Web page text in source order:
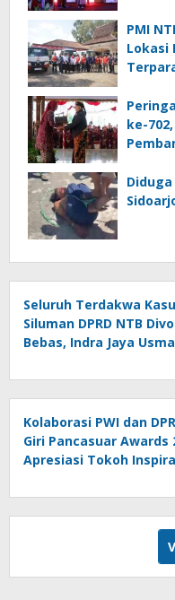
PMI
Lokasi
ke-
Seluruh Terdakwa
Siluman DPRD NTB
Bebas, Indra Jaya
Kolaborasi PWI dan
Giri Pancasuar Awards
Apresiasi Tokoh